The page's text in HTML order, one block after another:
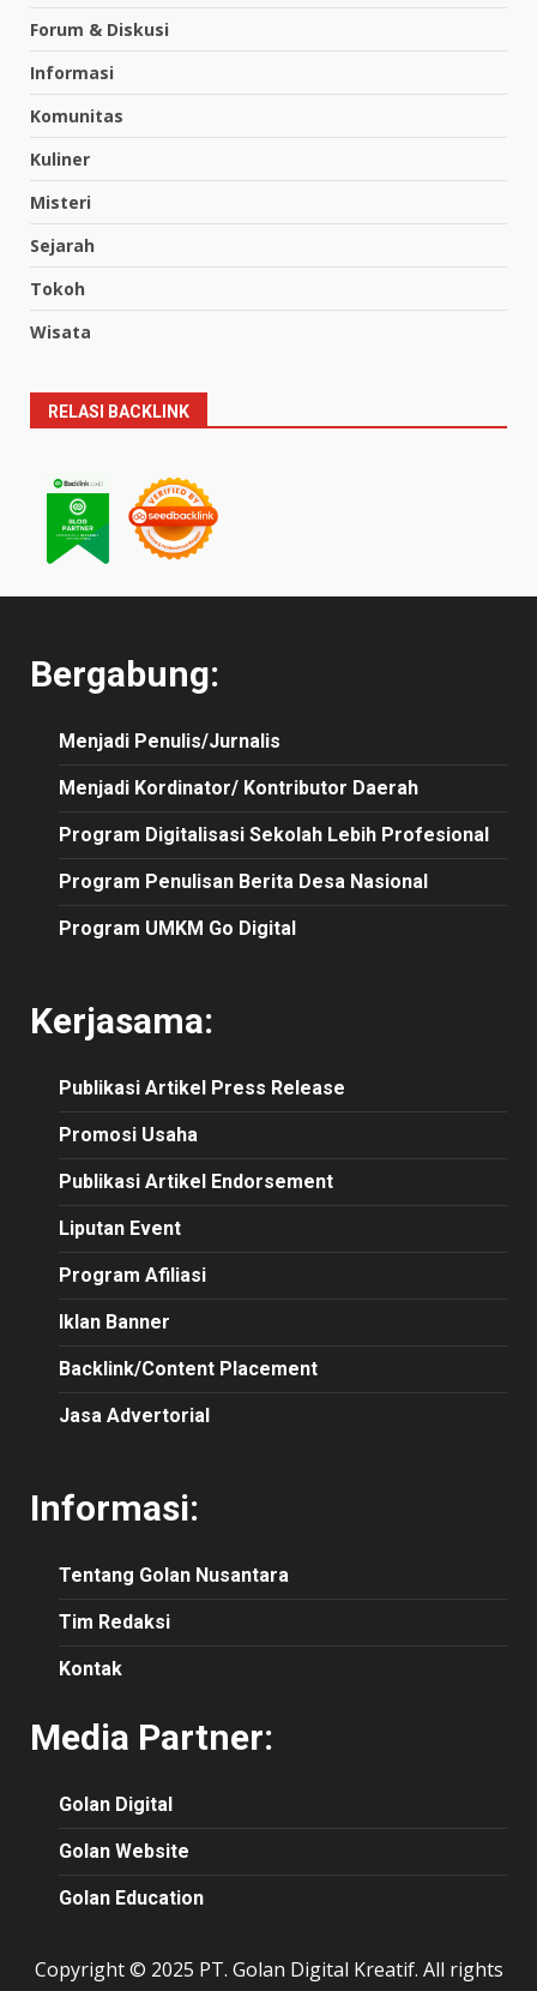
Forum & Diskusi
Informasi
Komunitas
Kuliner
Misteri
Sejarah
Tokoh
Wisata
RELASI BACKLINK
Bergabung:
Menjadi Penulis/Jurnalis
Menjadi Kordinator/ Kontributor Daerah
Program Digitalisasi Sekolah Lebih Profesional
Program Penulisan Berita Desa Nasional
Program UMKM Go Digital
Kerjasama:
Publikasi Artikel Press Release
Promosi Usaha
Publikasi Artikel Endorsement
Liputan Event
Program Afiliasi
Iklan Banner
Backlink/Content Placement
Jasa Advertorial
Informasi:
Tentang Golan Nusantara
Tim Redaksi
Kontak
Media Partner:
Golan Digital
Golan Website
Golan Education
Copyright © 2025 PT. Golan Digital Kreatif. All rights